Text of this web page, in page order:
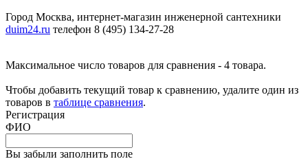
Город Москва, интернет-магазин инженерной сантехники
duim24.ru телефон 8 (495) 134-27-28
Максимальное число товаров для сравнения - 4 товара.
Чтобы добавить текущий товар к сравнению, удалите один из
товаров в таблице сравнения.
Регистрация
ФИО
Вы забыли заполнить поле